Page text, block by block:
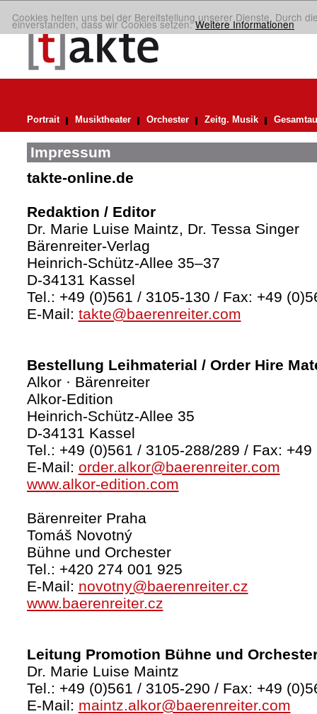
Cookies helfen uns bei der Bereitstellung unserer Dienste. Durch
einverstanden, dass wir Cookies setzen.Weitere Informationen
Portrait Musiktheater Orchester Zeitg. Musik
Impressum
takte-online.de
Redaktion / Editor
Dr. Marie Luise Maintz, Dr. Tessa Singer
Bärenreiter-Verlag
Heinrich-Schütz-Allee 35–37
D-34131 Kassel
Tel.: +49 (0)561 / 3105-130 / Fax: +49
E-Mail: takte@baerenreiter.com
Bestellung Leihmaterial / Order Hire
Alkor · Bärenreiter
Alkor-Edition
Heinrich-Schütz-Allee 35
D-34131 Kassel
Tel.: +49 (0)561 / 3105-288/289 / Fax:
E-Mail: order.alkor@baerenreiter.com
www.alkor-edition.com
Bärenreiter Praha
Tomáš Novotný
Bühne und Orchester
Tel.: +420 274 001 925
E-Mail: novotny@baerenreiter.cz
www.baerenreiter.cz
Leitung Promotion Bühne und
Dr. Marie Luise Maintz
Tel.: +49 (0)561 / 3105-290 / Fax: +49
E-Mail: maintz.alkor@baerenreiter.com